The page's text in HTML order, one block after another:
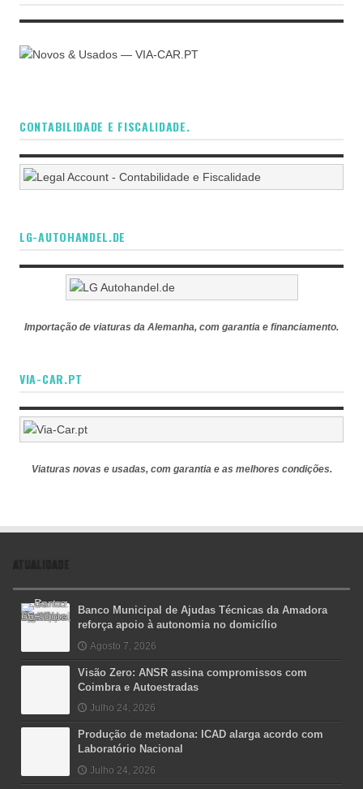
CONTABILIDADE E FISCALIDADE.
LG-AUTOHANDEL.DE
Importação de viaturas da Alemanha, com garantia e financiamento.
VIA-CAR.PT
Viaturas novas e usadas, com garantia e as melhores condições.
ATUALIDADE
Banco Municipal de Ajudas Técnicas da Amadora
reforça apoio à autonomia no domicílio
Agosto 7, 2026
Visão Zero: ANSR assina compromissos com
Coimbra e Autoestradas
Julho 24, 2026
Produção de metadona: ICAD alarga acordo com
Laboratório Nacional
Julho 24, 2026